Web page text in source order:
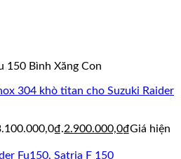
150 Bình Xăng Con
304 khò titan cho Suzuki Raider
2.900.000,0₫Giá hiện